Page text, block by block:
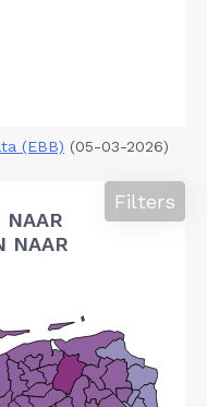
(EBB) (05-03-2026)
NAAR
NAAR
Filters